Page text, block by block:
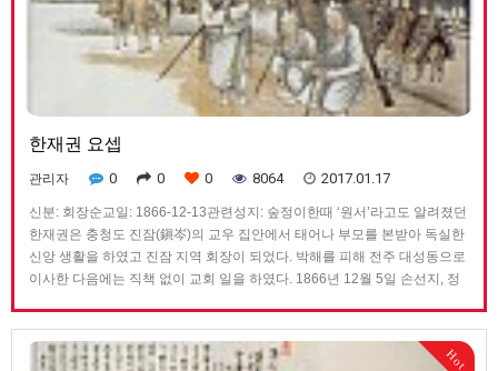
한재권 요셉
관리자 0 0 0 8064 2017.01.17
신분: 회장순교일: 1866-12-13관련성지: 숲정이한때 ‘원서’라고도 알려졌던
한재권은 충청도 진잠(鎭岑)의 교우 집안에서 태어나 부모를 본받아 독실한
신앙 생활을 하였고 진잠 지역 회장이 되었다. 박해를 피해 전주 대성동으로
이사한 다음에는 직책 없이 교회 일을 하였다. 1866년 12월 5일 손선지, 정
지의 간청을 거절하고 12월 13일 숲정이에서 31세의 나이로 참수형을 받아
순교하였다.
Hot